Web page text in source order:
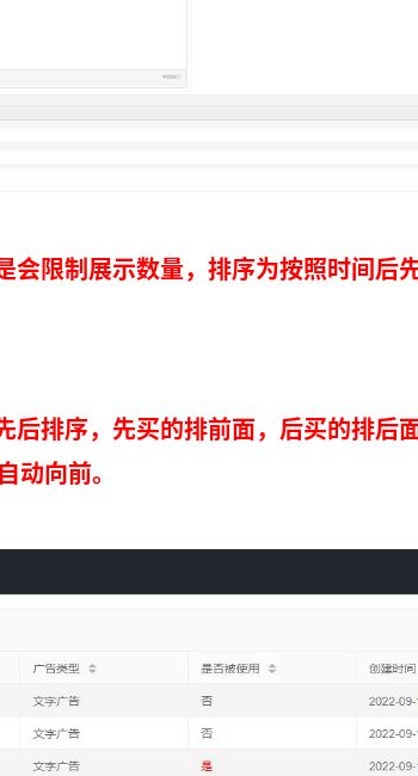
会限制展示数量，排序为按照时间后
后排序，先买的排前面，后买的排后
动向前。